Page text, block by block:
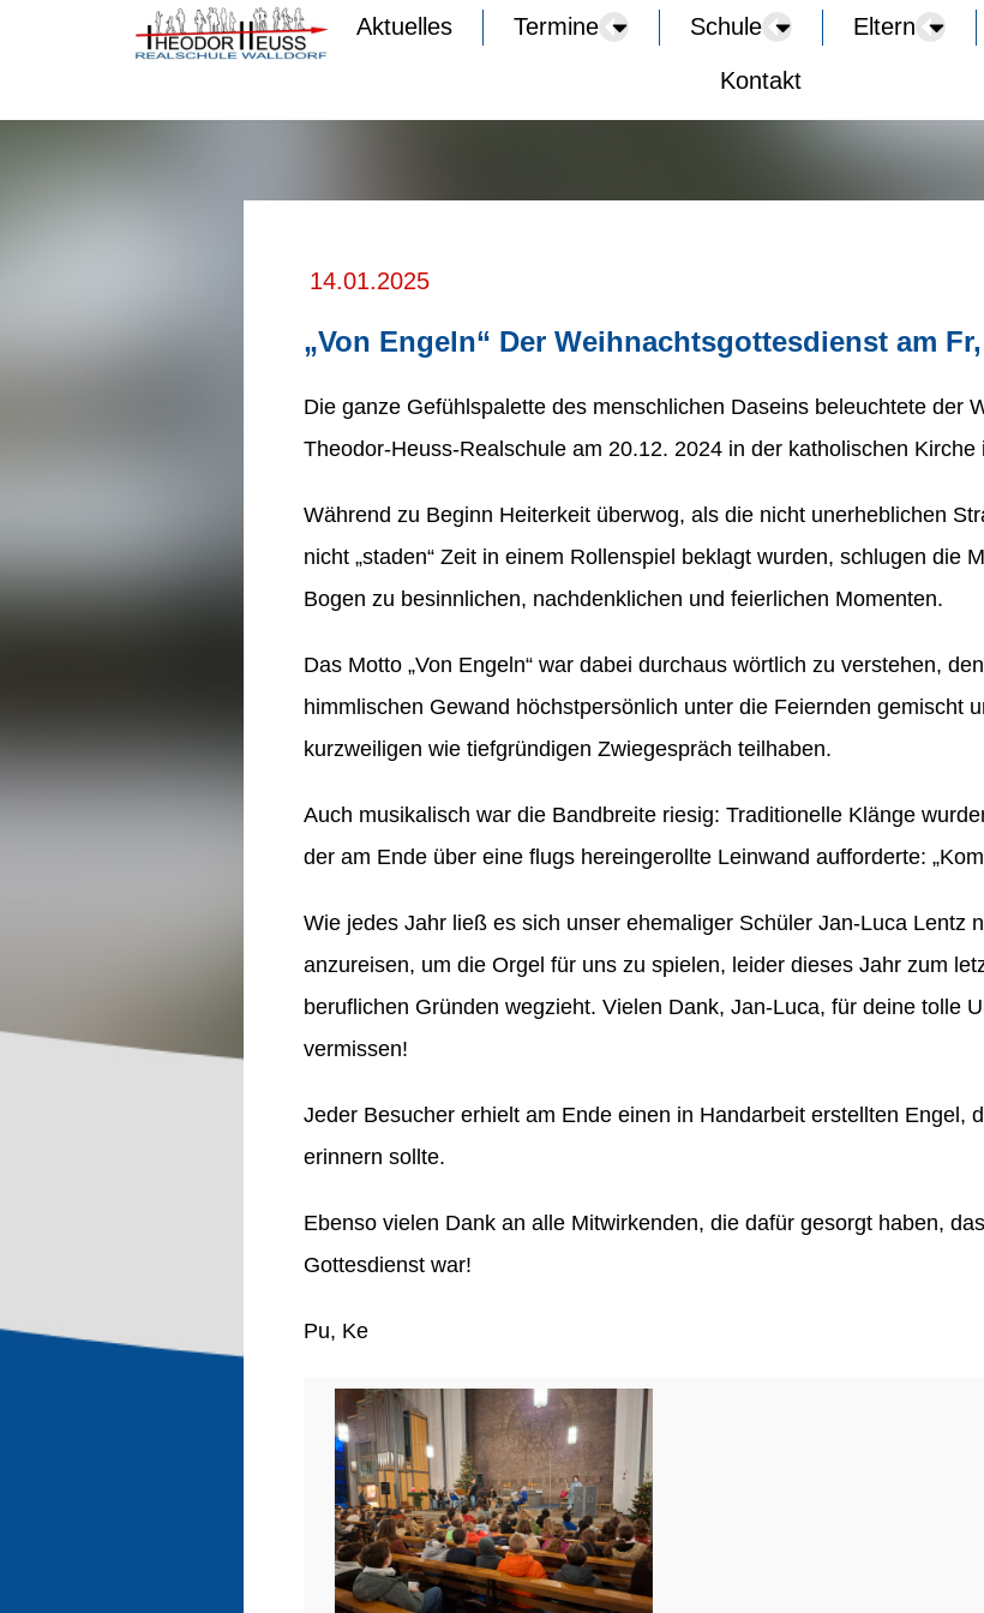
Aktuelles Termine Schule Eltern
Kontakt
14.01.2025
„Von Engeln“ Der Weihnachtsgottesdienst am Fr,
Die ganze Gefühlspalette des menschlichen Daseins beleuchtete der
Theodor-Heuss-Realschule am 20.12. 2024 in der katholischen Kirche
Während zu Beginn Heiterkeit überwog, als die nicht unerheblichen
nicht „staden“ Zeit in einem Rollenspiel beklagt wurden, schlugen die
Bogen zu besinnlichen, nachdenklichen und feierlichen Momenten.
Das Motto „Von Engeln“ war dabei durchaus wörtlich zu verstehen,
himmlischen Gewand höchstpersönlich unter die Feiernden gemischt
kurzweiligen wie tiefgründigen Zwiegespräch teilhaben.
Auch musikalisch war die Bandbreite riesig: Traditionelle Klänge
der am Ende über eine flugs hereingerollte Leinwand aufforderte:
Wie jedes Jahr ließ es sich unser ehemaliger Schüler Jan-Luca Lentz
anzureisen, um die Orgel für uns zu spielen, leider dieses Jahr zum
beruflichen Gründen wegzieht. Vielen Dank, Jan-Luca, für deine tolle
vermissen!
Jeder Besucher erhielt am Ende einen in Handarbeit erstellten Engel,
erinnern sollte.
Ebenso vielen Dank an alle Mitwirkenden, die dafür gesorgt haben,
Gottesdienst war!
Pu, Ke